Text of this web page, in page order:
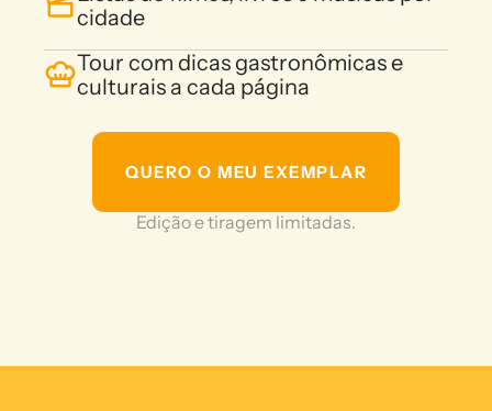
cidade
Tour com dicas gastronômicas e
culturais a cada página
QUERO O MEU EXEMPLAR
Edição e tiragem limitadas.